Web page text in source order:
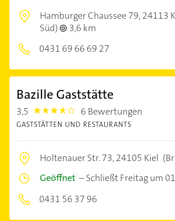
Hamburger Chaussee 79,24113
Süd)
3,6 km
0431 69 66 69 27
Bazille Gaststätte
3,5 3.5 6 Bewertungen
GASTSTÄTTEN UND RESTAURANTS
Holtenauer Str. 73,24105 Kiel
Geöffnet –Schließt Freitag um
0431 56 37 96